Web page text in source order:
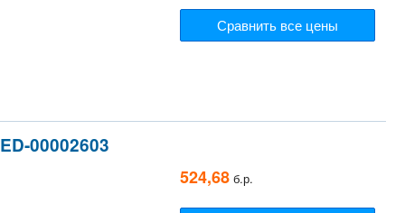
Сравнить все цены
00002603
524,68 б.р.